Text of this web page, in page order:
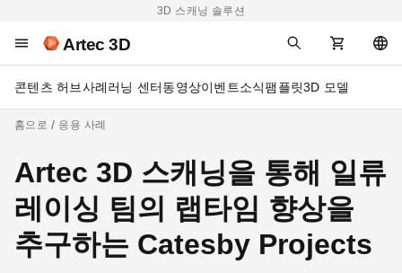
3D 스캐닝 솔루션
Artec 3D
콘텐츠 허브사례러닝 센터동영상이벤트소식팸플릿3D 모델
홈으로 응용 사례
Artec 3D 스캐닝을 통해 일류
레이싱 팀의 랩타임 향상을
추구하는 Catesby Projects